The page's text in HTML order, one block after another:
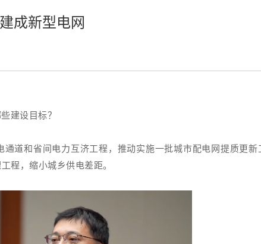
成新型电网
建设目标？
通道和省间电力互济工程，推动实施一批城市配电网提质更新
程，缩小城乡供电差距。